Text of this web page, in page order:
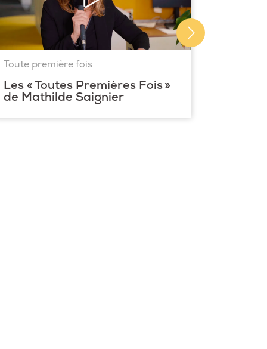
Toute première fois
Les « Toutes Premières Fois »
de Mathilde Saignier